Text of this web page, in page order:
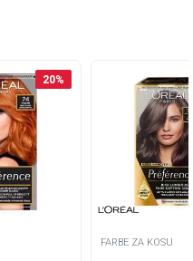
20%
FARBE ZA KOSU